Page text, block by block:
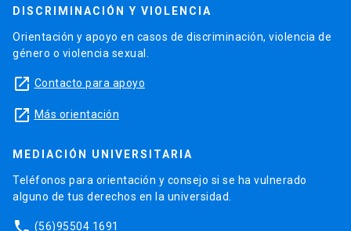
DISCRIMINACIÓN Y VIOLENCIA
Orientación y apoyo en casos de discriminación, violencia de
género o violencia sexual.
launch Contacto para apoyo
launch Más orientación
MEDIACIÓN UNIVERSITARIA
Teléfonos para orientación y consejo si se ha vulnerado
alguno de tus derechos en la universidad.
(56)95504 1691